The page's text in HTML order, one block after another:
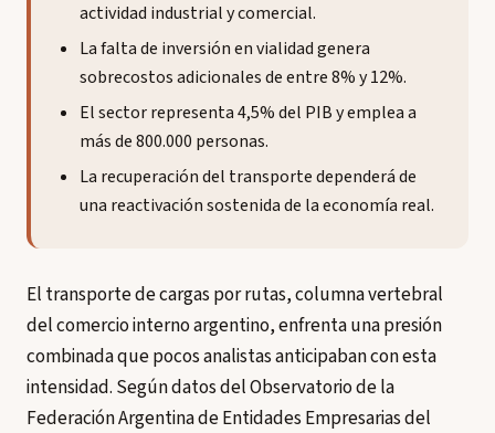
actividad industrial y comercial.
La falta de inversión en vialidad genera
sobrecostos adicionales de entre 8% y 12%.
El sector representa 4,5% del PIB y emplea a
más de 800.000 personas.
La recuperación del transporte dependerá de
una reactivación sostenida de la economía real.
El transporte de cargas por rutas, columna vertebral
del comercio interno argentino, enfrenta una presión
combinada que pocos analistas anticipaban con esta
intensidad. Según datos del Observatorio de la
Federación Argentina de Entidades Empresarias del